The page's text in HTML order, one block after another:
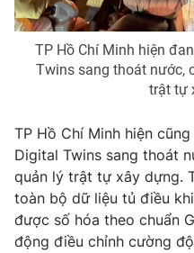
TP Hồ Chí Minh hiện
Twins sang thoát nước,
trật tự
TP Hồ Chí Minh hiện
Digital Twins sang thoát
quản lý trật tự xây dựng.
toàn bộ dữ liệu tủ điều
được số hóa theo chuẩn
động điều chỉnh cường